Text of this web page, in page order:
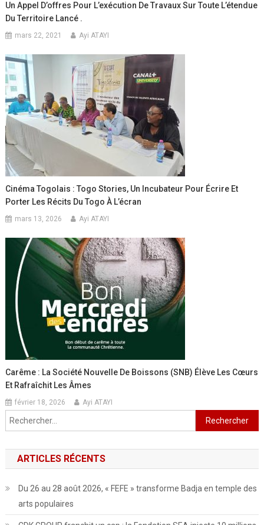
Un Appel D’offres Pour L’exécution De Travaux Sur Toute L’étendue
Du Territoire Lancé .
mars 22, 2021 Ayi ATAYI
Cinéma Togolais : Togo Stories, Un Incubateur Pour Écrire Et
Porter Les Récits Du Togo À L’écran
mars 13, 2026 Ayi ATAYI
Carême : La Société Nouvelle De Boissons (SNB) Élève Les Cœurs
Et Rafraîchit Les Âmes
février 18, 2026 Ayi ATAYI
Rechercher :
ARTICLES RÉCENTS
Du 26 au 28 août 2026, « FEFE » transforme Badja en temple des
arts populaires